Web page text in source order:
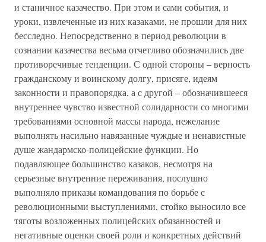
и станичное казачество. При этом и сами события, и
уроки, извлеченные из них казаками, не прошли для них
бесследно. Непосредственно в период революции в
сознании казачества весьма отчетливо обозначились две
противоречивые тенденции. С одной стороны – верность
гражданскому и воинскому долгу, присяге, идеям
законности и правопорядка, а с другой – обозначившееся
внутреннее чувство известной солидарности со многими
требованиями основной массы народа, нежелание
выполнять насильно навязанные чуждые и ненавистные
душе жандармско-полицейские функции. Но
подавляющее большинство казаков, несмотря на
серьезные внутренние переживания, послушно
выполняло приказы командования по борьбе с
революционными выступлениями, стойко выносило все
тяготы возложенных полицейских обязанностей и
негативные оценки своей роли и конкретных действий